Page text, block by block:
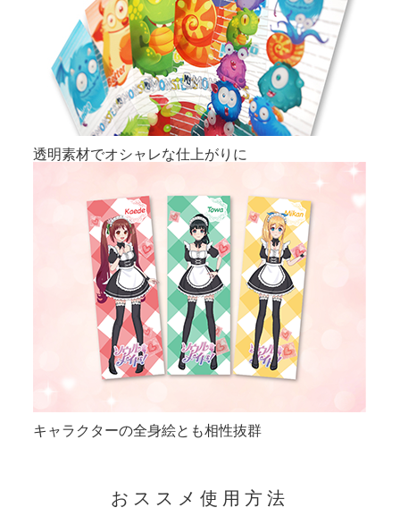
透明素材でオシャレな仕上がりに
キャラクターの全身絵とも相性抜群
おススメ使用方法